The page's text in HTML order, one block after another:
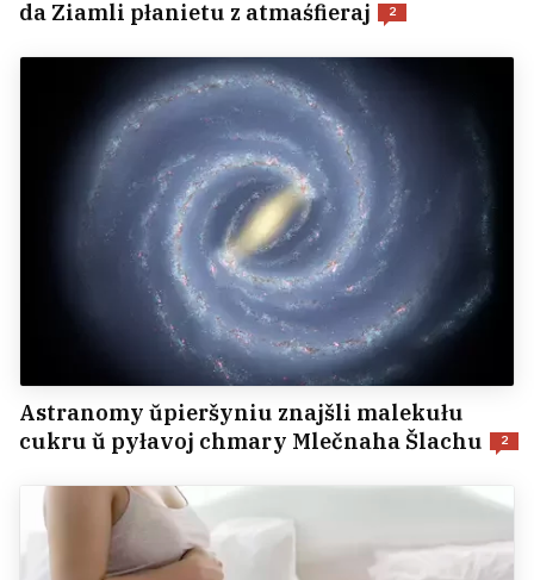
da Ziamli płanietu z atmaśfieraj
2
Astranomy ŭpieršyniu znajšli malekułu
cukru ŭ pyłavoj chmary Mlečnaha Šlachu
2